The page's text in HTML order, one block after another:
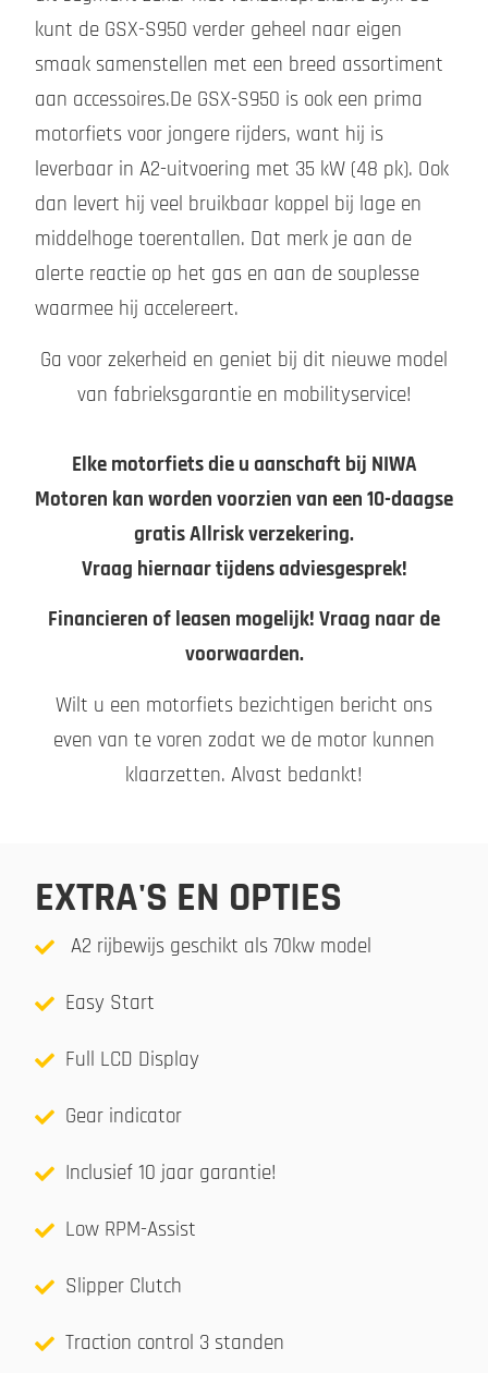
kunt de GSX-S950 verder geheel naar eigen
smaak samenstellen met een breed assortiment
aan accessoires.De GSX-S950 is ook een prima
motorfiets voor jongere rijders, want hij is
leverbaar in A2-uitvoering met 35 kW (48 pk). Ook
dan levert hij veel bruikbaar koppel bij lage en
middelhoge toerentallen. Dat merk je aan de
alerte reactie op het gas en aan de souplesse
waarmee hij accelereert.
Ga voor zekerheid en geniet bij dit nieuwe model
van fabrieksgarantie en mobilityservice!
Elke motorfiets die u aanschaft bij NIWA
Motoren kan worden voorzien van een 10-daagse
gratis Allrisk verzekering.
Vraag hiernaar tijdens adviesgesprek!
Financieren of leasen mogelijk! Vraag naar de
voorwaarden.
Wilt u een motorfiets bezichtigen bericht ons
even van te voren zodat we de motor kunnen
klaarzetten. Alvast bedankt!
EXTRA'S EN OPTIES
A2 rijbewijs geschikt als 70kw model
Easy Start
Full LCD Display
Gear indicator
Inclusief 10 jaar garantie!
Low RPM-Assist
Slipper Clutch
Traction control 3 standen